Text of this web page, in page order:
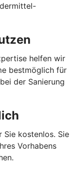
helfen wir
bestmöglich für
der Sanierung
Sie kostenlos. Sie
Vorhabens